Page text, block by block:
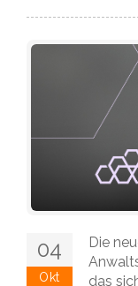
04
Okt
Die
das